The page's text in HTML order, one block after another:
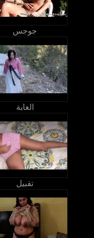
جوجس
الغابة
تقبيل